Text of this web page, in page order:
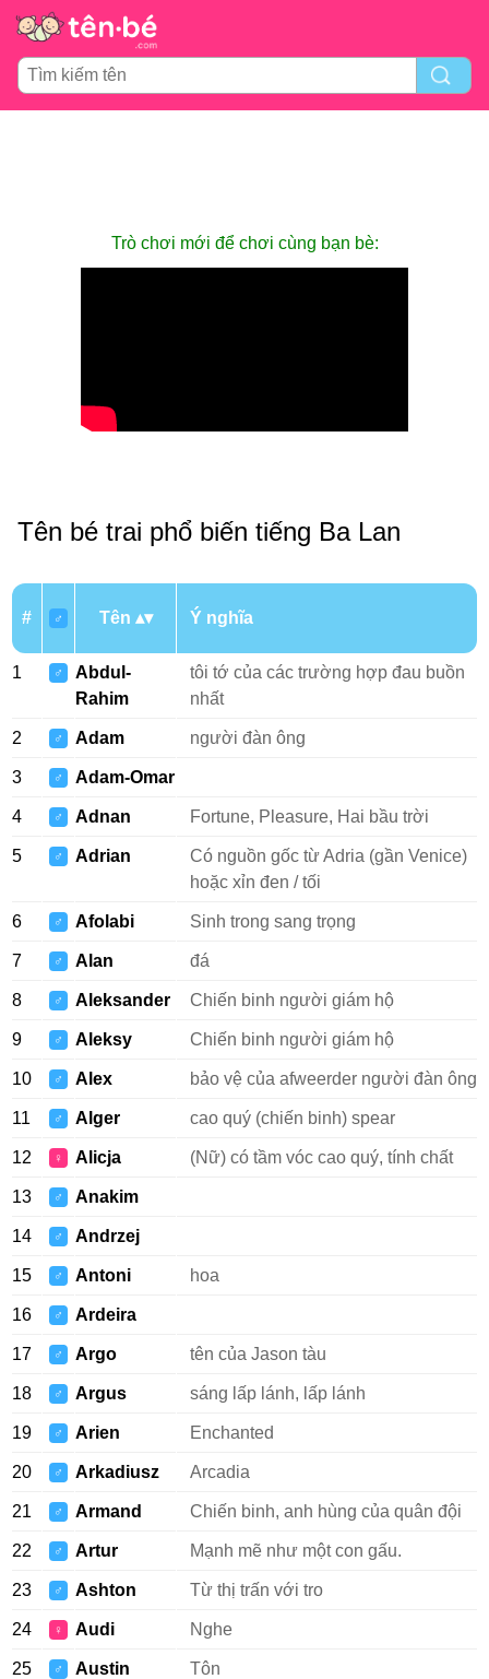
Trò chơi mới để chơi cùng bạn bè:
Tên bé trai phổ biến tiếng Ba Lan
# ♂ Tên Ý nghĩa
1 ♂
Abdul-
Rahim
tôi tớ của các trường hợp đau buồn
nhất
2 ♂ Adam người đàn ông
3 ♂ Adam-Omar
4 ♂ Adnan Fortune, Pleasure, Hai bầu trời
5 ♂ Adrian
Có nguồn gốc từ Adria (gần Venice)
hoặc xỉn đen / tối
6 ♂ Afolabi Sinh trong sang trọng
7 ♂ Alan đá
8 ♂ Aleksander Chiến binh người giám hộ
9 ♂ Aleksy Chiến binh người giám hộ
10 ♂ Alex bảo vệ của afweerder người đàn ông
11 ♂ Alger cao quý (chiến binh) spear
12 ♀ Alicja (Nữ) có tầm vóc cao quý, tính chất
13 ♂ Anakim
14 ♂ Andrzej
15 ♂ Antoni hoa
16 ♂ Ardeira
17 ♂ Argo tên của Jason tàu
18 ♂ Argus sáng lấp lánh, lấp lánh
19 ♂ Arien Enchanted
20 ♂ Arkadiusz Arcadia
21 ♂ Armand Chiến binh, anh hùng của quân đội
22 ♂ Artur Mạnh mẽ như một con gấu.
23 ♂ Ashton Từ thị trấn với tro
24 ♀ Audi Nghe
25 ♂ Austin Tôn